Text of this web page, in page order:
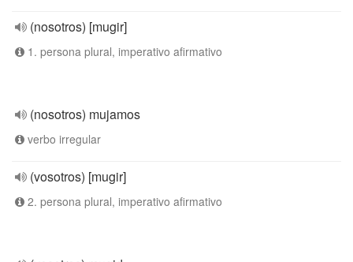
(nosotros) [mugir]
1. persona plural, imperativo afirmativo
(nosotros) mujamos
verbo irregular
(vosotros) [mugir]
2. persona plural, imperativo afirmativo